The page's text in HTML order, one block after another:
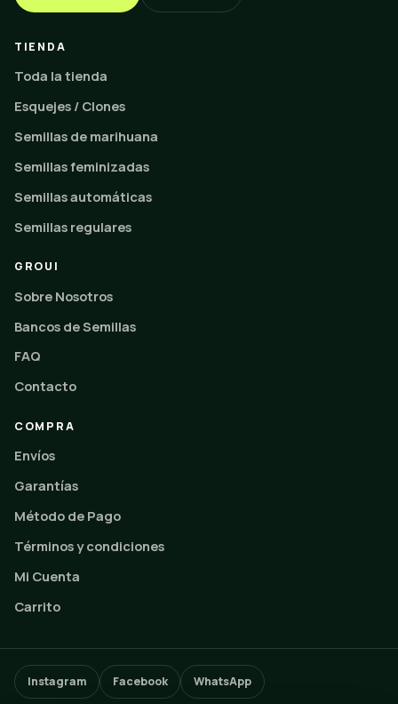
TIENDA
Toda la tienda
Esquejes / Clones
Semillas de marihuana
Semillas feminizadas
Semillas automáticas
Semillas regulares
GROUI
Sobre Nosotros
Bancos de Semillas
FAQ
Contacto
COMPRA
Envíos
Garantías
Método de Pago
Términos y condiciones
Mi Cuenta
Carrito
Instagram Facebook WhatsApp